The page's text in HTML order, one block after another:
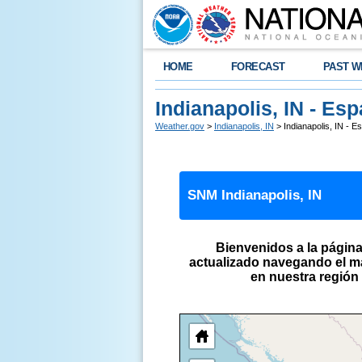
HOME FORECAST PAST
Indianapolis, IN -
Weather.gov > Indianapolis, IN > Indianapolis, IN -
SNM Indianapolis, IN
Bienvenidos a la
actualizado navegando el
en nuestra